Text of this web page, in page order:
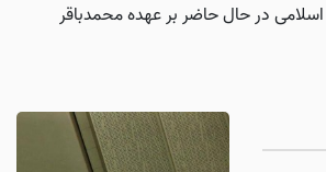
در حال حاضر بر عهده محمدباقر